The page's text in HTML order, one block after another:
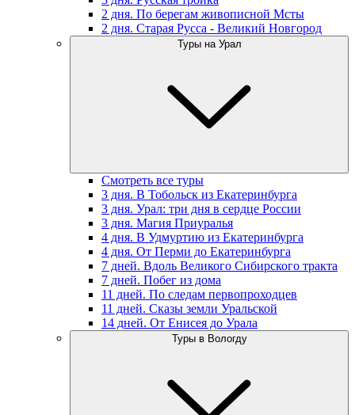
2 дня. По берегам живописной Мсты
2 дня. Старая Русса - Великий Новгород
Туры на Урал
Смотреть все туры
3 дня. В Тобольск из Екатеринбурга
3 дня. Урал: три дня в сердце России
3 дня. Магия Приуралья
4 дня. В Удмуртию из Екатеринбурга
4 дня. От Перми до Екатеринбурга
7 дней. Вдоль Великого Сибирского тракта
7 дней. Побег из дома
11 дней. По следам первопроходцев
11 дней. Сказы земли Уральской
14 дней. От Енисея до Урала
Туры в Вологду